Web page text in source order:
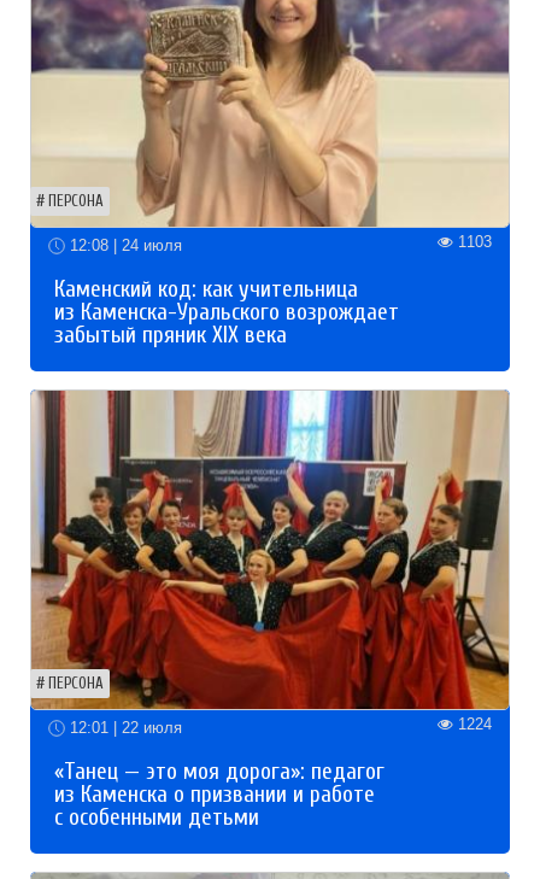
ПЕРСОНА
12:08 | 24 июля 1103
Каменский код: как учительница
из Каменска-Уральского возрождает
забытый пряник XIX века
ПЕРСОНА
12:01 | 22 июля 1224
«Танец — это моя дорога»: педагог
из Каменска о призвании и работе
с особенными детьми